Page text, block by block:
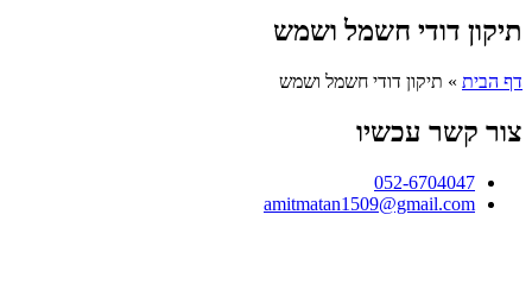
תיקון דודי חשמל ושמש
דף הבית » תיקון דודי חשמל ושמש
צור קשר עכשיו
052-6704047
amitmatan1509@gmail.com